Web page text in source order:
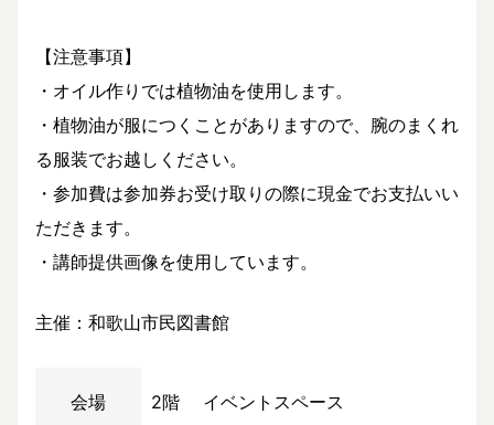
【注意事項】
・オイル作りでは植物油を使用します。
・植物油が服につくことがありますので、腕のまくれ
る服装でお越しください。
・参加費は参加券お受け取りの際に現金でお支払いい
ただきます。
・講師提供画像を使用しています。
主催：和歌山市民図書館
会場 2階 イベントスペース